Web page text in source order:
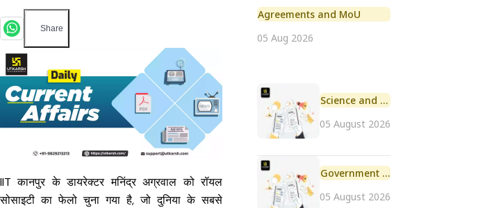
Share
IIT कानपुर के डायरेक्टर मनिंद्र अग्रवाल को रॉयल
सोसाइटी का फेलो चुना गया है, जो दुनिया के सबसे
Agreements and MoU
05 Aug 2026
Science and Technology
05 August 2026
Government Initiative
05 August 2026